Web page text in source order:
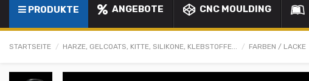
PRODUKTE ANGEBOTE CNC MOULDING
STARTSEITE HARZE, GELCOATS, KITTE, SILIKONE, KLEBSTOFFE... FARBEN / LACKE